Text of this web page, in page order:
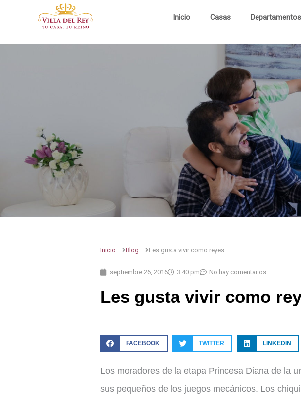
Inicio Casas Departamentos
Inicio Blog Les gusta vivir como reyes
septiembre 26, 2016 3:40 pm No hay comentarios
Les gusta vivir como
FACEBOOK TWITTER LINKEDIN
Los moradores de la etapa Princesa Diana de la
sus pequeños de los juegos mecánicos. Los